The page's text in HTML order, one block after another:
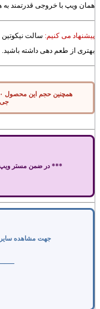
همان ویپ با خروجی قدرتمند
پیشنهاد می کنیم: سالت نیکوتین
بهتری از طعم دهی داشته باشید.
*** در ضمن مستر ویپ
جهت مشاهده سایر